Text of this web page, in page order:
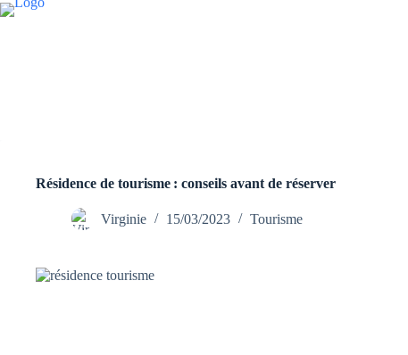
Passer
Résidence de tourisme : conseils avant de réserver
Virginie 15/03/2023 Tourisme